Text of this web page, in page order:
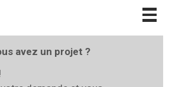
avez un projet ?